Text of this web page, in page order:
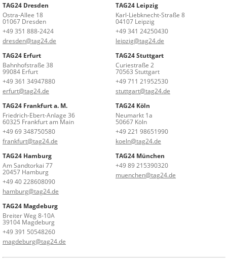
TAG24 Dresden
Ostra-Allee 18
01067 Dresden
+49 351 888-2424
dresden@tag24.de
TAG24 Leipzig
Karl-Liebknecht-Straße 8
04107 Leipzig
+49 341 24250430
leipzig@tag24.de
TAG24 Erfurt
Bahnhofstraße 38
99084 Erfurt
+49 361 34947880
erfurt@tag24.de
TAG24 Stuttgart
Curiestraße 2
70563 Stuttgart
+49 711 21952530
stuttgart@tag24.de
TAG24 Frankfurt a. M.
Friedrich-Ebert-Anlage 36
60325 Frankfurt am Main
+49 69 348750580
frankfurt@tag24.de
TAG24 Köln
Neumarkt 1a
50667 Köln
+49 221 98651990
koeln@tag24.de
TAG24 Hamburg
Am Sandtorkai 77
20457 Hamburg
+49 40 228608090
hamburg@tag24.de
TAG24 München
+49 89 215390320
muenchen@tag24.de
TAG24 Magdeburg
Breiter Weg 8-10A
39104 Magdeburg
+49 391 50548260
magdeburg@tag24.de